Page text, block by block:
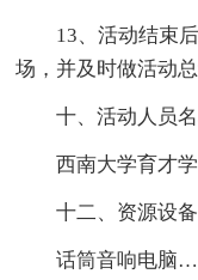
13、活动结束
场，并及时做活动总
十、活动人员
西南大学育才
十二、资源设
话筒音响电脑